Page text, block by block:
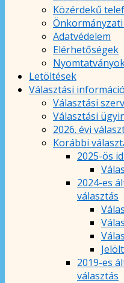
Közérdekű
Adatvédelem
Elérhetőségek
Letöltések
Választási
Választási
Választási
2026. évi
Korábbi
2025-ös
2024-es
választás
2019-es
választás